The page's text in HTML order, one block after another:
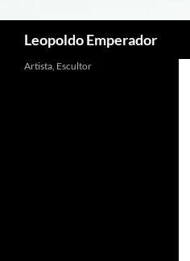
Leopoldo Emperador
Artista, Escultor